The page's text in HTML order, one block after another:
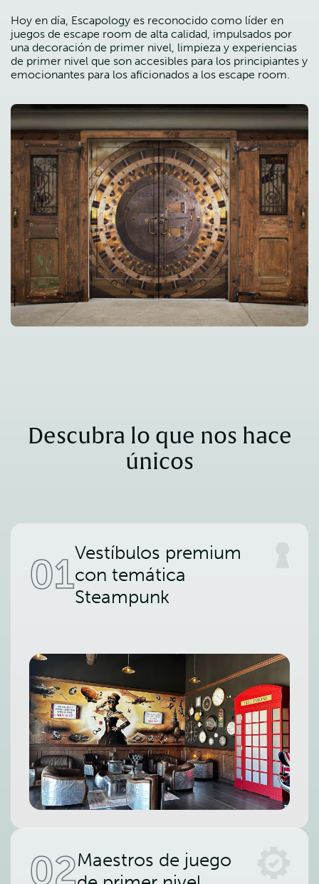
Hoy en día, Escapology es reconocido como líder en
juegos de escape room de alta calidad, impulsados ​​por
una decoración de primer nivel, limpieza y experiencias
de primer nivel que son accesibles para los principiantes y
emocionantes para los aficionados a los escape room.
Descubra lo que nos hace
únicos
01Vestíbulos premium
con temática
Steampunk
02Maestros de juego